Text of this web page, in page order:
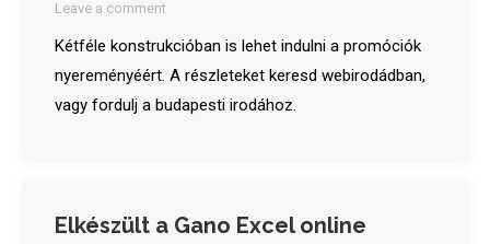
Leave a comment
Kétféle konstrukcióban is lehet indulni a promóciók
nyereményéért. A részleteket keresd webirodádban,
vagy fordulj a budapesti irodához.
Elkészült a Gano Excel online